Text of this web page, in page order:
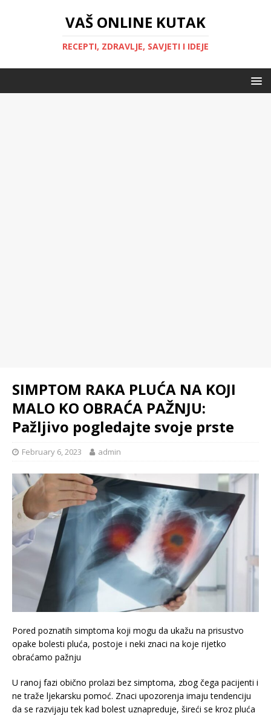
VAŠ ONLINE KUTAK
RECEPTI, ZDRAVLJE, SAVJETI I IDEJE
SIMPTOM RAKA PLUĆA NA KOJI
MALO KO OBRAĆA PAŽNJU:
Pažljivo pogledajte svoje prste
February 6, 2023 admin
Pored poznatih simptoma koji mogu da ukažu na prisustvo
opake bolesti pluća, postoje i neki znaci na koje rijetko
obraćamo pažnju
U ranoj fazi obično prolazi bez simptoma, zbog čega pacijenti i
ne traže ljekarsku pomoć. Znaci upozorenja imaju tendenciju
da se razvijaju tek kad bolest uznapreduje, šireći se kroz pluća